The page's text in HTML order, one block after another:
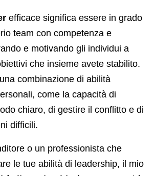
efficace significa essere in grado
team con competenza e
e motivando gli individui a
che insieme avete stabilito.
combinazione di abilità
come la capacità di
chiaro, di gestire il conflitto e di
difficili.
o un professionista che
le tue abilità di leadership, il mio